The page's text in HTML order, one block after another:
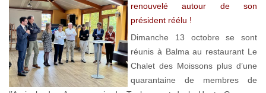
renouvelé autour de son
président réélu !
Dimanche 13 octobre se sont
réunis à Balma au restaurant Le
Chalet des Moissons plus d’une
quarantaine de membres de